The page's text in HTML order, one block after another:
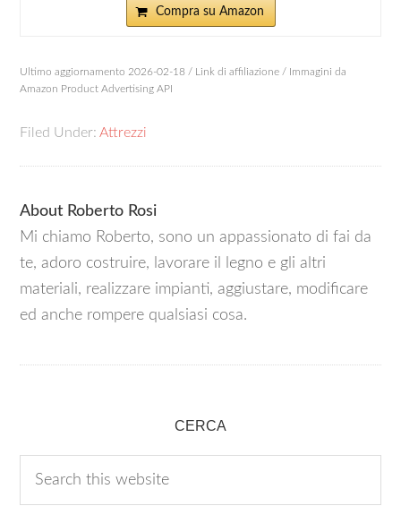
Compra su Amazon
Ultimo aggiornamento 2026-02-18 / Link di affiliazione / Immagini da
Amazon Product Advertising API
Filed Under:Attrezzi
About Roberto Rosi
Mi chiamo Roberto, sono un appassionato di fai da
te, adoro costruire, lavorare il legno e gli altri
materiali, realizzare impianti, aggiustare, modificare
ed anche rompere qualsiasi cosa.
CERCA